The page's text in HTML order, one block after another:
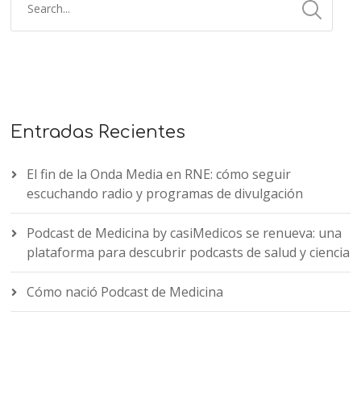
Entradas Recientes
El fin de la Onda Media en RNE: cómo seguir
escuchando radio y programas de divulgación
Podcast de Medicina by casiMedicos se renueva: una
plataforma para descubrir podcasts de salud y ciencia
Cómo nació Podcast de Medicina